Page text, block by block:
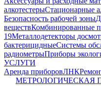
алкотестерыСтационарные
Безопасность рабочей зоны
веществКомбинированные
19Металлодетекторы
бактерицидныеСистемы
радиометрыПриборы
УСЛУГИ
Аренда приборовЛНК
МЕТРОЛОГИЧЕСКАЯ